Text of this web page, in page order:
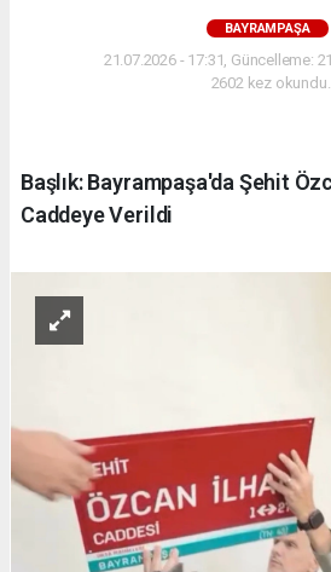
BAYRAMPAŞA
21.07.2026 - 17:31, Güncelleme:
2602 kez okundu.
Başlık: Bayrampaşa'da Şehit
Caddeye Verildi